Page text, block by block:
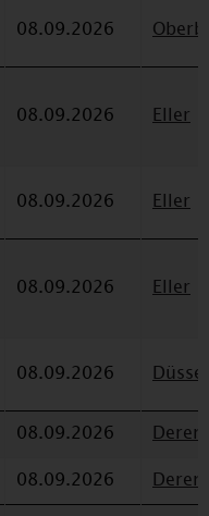
08.09.2026
08.09.2026 Eller
08.09.2026 Eller
08.09.2026 Eller
08.09.2026
08.09.2026
08.09.2026